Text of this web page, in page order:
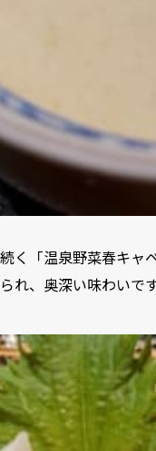
続く「温泉野菜春キャ
られ、奥深い味わいです